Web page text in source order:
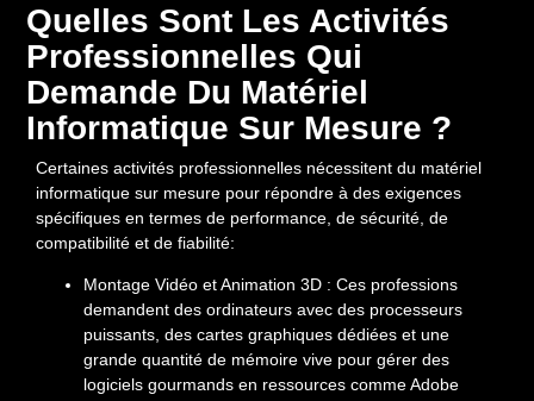
Quelles Sont Les Activités
Professionnelles Qui
Demande Du Matériel
Informatique Sur Mesure ?
Certaines activités professionnelles nécessitent du matériel
informatique sur mesure pour répondre à des exigences
spécifiques en termes de performance, de sécurité, de
compatibilité et de fiabilité:
Montage Vidéo et Animation 3D : Ces professions
demandent des ordinateurs avec des processeurs
puissants, des cartes graphiques dédiées et une
grande quantité de mémoire vive pour gérer des
logiciels gourmands en ressources comme Adobe